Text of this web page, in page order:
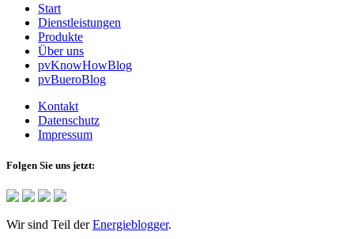
Start
Dienstleistungen
Produkte
Über uns
pvKnowHowBlog
pvBueroBlog
Kontakt
Datenschutz
Impressum
Folgen Sie uns jetzt:
Wir sind Teil derEnergieblogger.